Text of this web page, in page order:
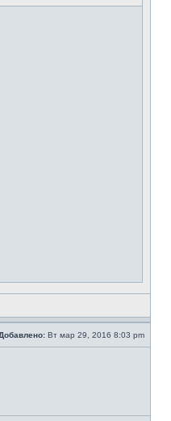
Вт мар 29, 2016 8:03 pm